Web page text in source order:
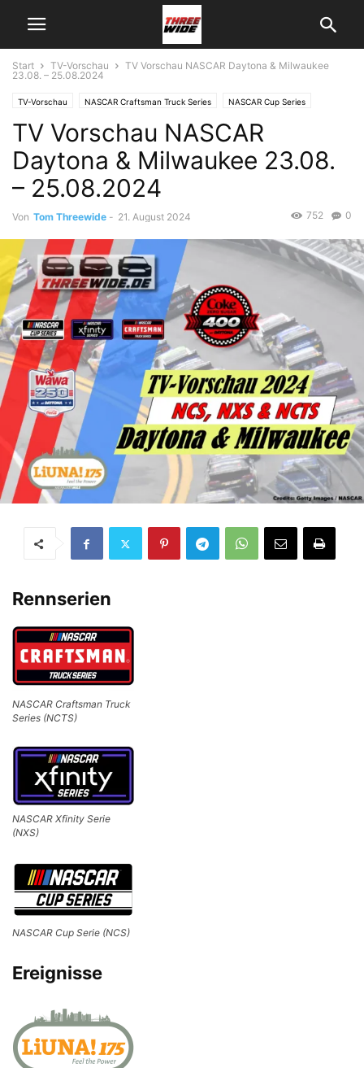
Start TV-Vorschau
TV Vorschau NASCAR Daytona & Milwaukee
23.08. – 25.08.2024
TV-Vorschau NASCAR Craftsman Truck Series NASCAR Cup Series
NASCAR Xfinity Series
TV Vorschau NASCAR
Daytona & Milwaukee 23.08.
– 25.08.2024
Von Tom Threewide - 21. August 2024 0
752
Rennserien
NASCAR Craftsman Truck
Series (NCTS)
NASCAR Xfinity Serie
(NXS)
NASCAR Cup Serie (NCS)
Ereignisse